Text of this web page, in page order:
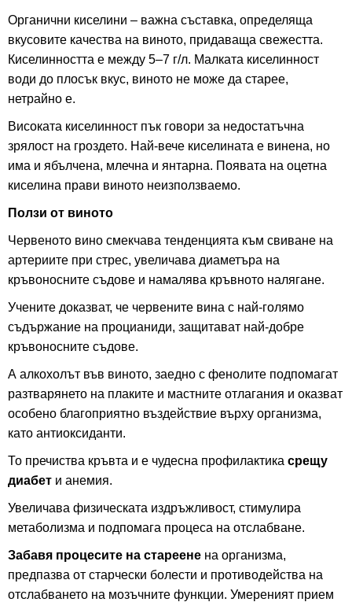
Органични киселини – важна съставка, определяща
вкусовите качества на виното, придаваща свежестта.
Киселинността е между 5–7 г/л. Малката киселинност
води до плосък вкус, виното не може да старее,
нетрайно е.
Високата киселинност пък говори за недостатъчна
зрялост на гроздето. Най-вече киселината е винена, но
има и ябълчена, млечна и янтарна. Появата на оцетна
киселина прави виното неизползваемо.
Ползи от виното
Червеното вино смекчава тенденцията към свиване на
артериите при стрес, увеличава диаметъра на
кръвоносните съдове и намалява кръвното налягане.
Учените доказват, че червените вина с най-голямо
съдържание на процианиди, защитават най-добре
кръвоносните съдове.
А алкохолът във виното, заедно с фенолите подпомагат
разтварянето на плаките и мастните отлагания и оказват
особено благоприятно въздействие върху организма,
като антиоксиданти.
То пречиства кръвта и е чудесна профилактика срещу
диабет и анемия.
Увеличава физическата издръжливост, стимулира
метаболизма и подпомага процеса на отслабване.
Забавя процесите на стареене на организма,
предпазва от старчески болести и противодейства на
отслабването на мозъчните функции. Умереният прием